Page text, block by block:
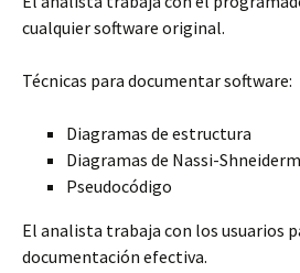
cualquier software original.
Técnicas para documentar software:
Diagramas de estructura
Diagramas de Nassi-
Pseudocódigo
El analista trabaja con los usuarios
documentación efectiva.